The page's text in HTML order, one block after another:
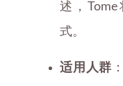
述，
式。
适用人群